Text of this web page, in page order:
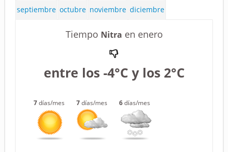
septiembre octubre noviembre diciembre
Tiempo Nitra en enero
entre los -4°C y los 2°C
7días/mes 7días/mes 6días/mes